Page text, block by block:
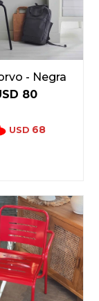
- Negra
80
USD 68